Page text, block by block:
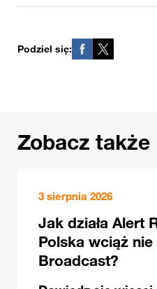
Podziel się:
Zobacz także
3 sierpnia 2026
Jak działa Alert
Polska wciąż
Broadcast?